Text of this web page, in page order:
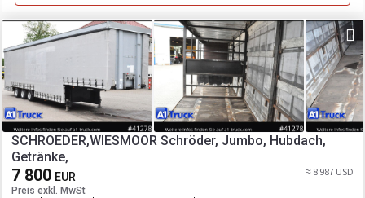
SCHROEDER,WIESMOOR Schröder, Jumbo, Hubdach,
Getränke,
7 800 EUR
Preis exkl. MwSt
≈ 8 987 USD